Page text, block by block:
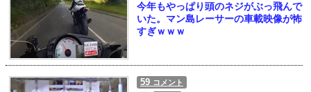
今年もやっぱり頭のネジがぶっ飛んで
いた。マン島レーサーの車載映像が怖
すぎｗｗｗ
59 コメント